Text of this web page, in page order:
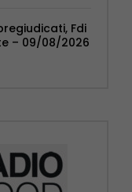
Fdi
– 09/08/2026